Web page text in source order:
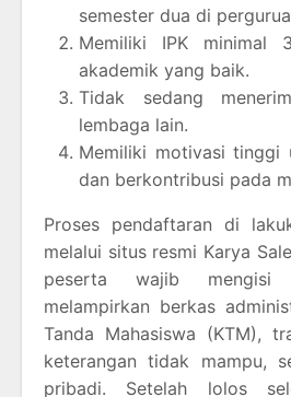
semester dua di
Memiliki IPK minimal
akademik yang baik.
Tidak sedang
lembaga lain.
Memiliki motivasi tinggi
dan berkontribusi pada
Proses pendaftaran di
melalui situs resmi Karya
peserta wajib mengisi
melampirkan berkas
Tanda Mahasiswa (KTM),
keterangan tidak mampu,
pribadi. Setelah lolos